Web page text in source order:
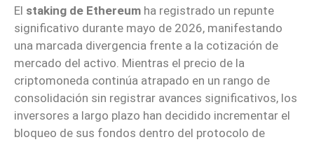
El staking de Ethereum ha registrado un repunte
significativo durante mayo de 2026, manifestando
una marcada divergencia frente a la cotización de
mercado del activo. Mientras el precio de la
criptomoneda continúa atrapado en un rango de
consolidación sin registrar avances significativos, los
inversores a largo plazo han decidido incrementar el
bloqueo de sus fondos dentro del protocolo de